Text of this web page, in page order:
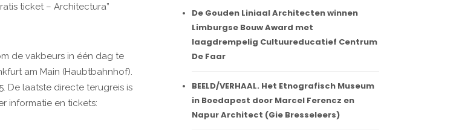
ticket – Architectura”
de vakbeurs in één dag te
am Main (Haubtbahnhof).
De laatste directe terugreis is
informatie en tickets:
De Gouden Liniaal Architecten winnen
Limburgse Bouw Award met
laagdrempelig Cultuureducatief Centrum
De Faar
BEELD/VERHAAL. Het Etnografisch Museum
in Boedapest door Marcel Ferencz en
Napur Architect (Gie Bresseleers)